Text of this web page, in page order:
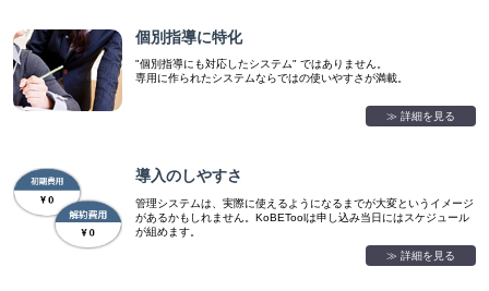
個別指導に特化
"個別指導にも対応したシステム" ではありません。
専用に作られたシステムならではの使いやすさが満載。
≫ 詳細を見る
導入のしやすさ
管理システムは、実際に使えるようになるまでが大変というイメージ
があるかもしれません。KoBEToolは申し込み当日にはスケジュール
が組めます。
≫ 詳細を見る